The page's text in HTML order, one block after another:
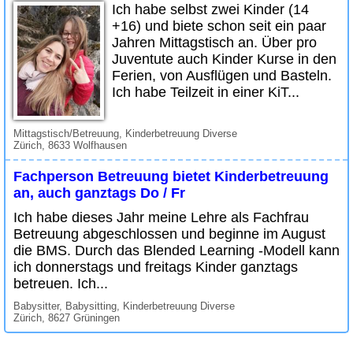
Ich habe selbst zwei Kinder (14
+16) und biete schon seit ein paar
Jahren Mittagstisch an. Über pro
Juventute auch Kinder Kurse in den
Ferien, von Ausflügen und Basteln.
Ich habe Teilzeit in einer KiT...
Mittagstisch/Betreuung, Kinderbetreuung Diverse
Zürich, 8633 Wolfhausen
Fachperson Betreuung bietet Kinderbetreuung
an, auch ganztags Do / Fr
Ich habe dieses Jahr meine Lehre als Fachfrau
Betreuung abgeschlossen und beginne im August
die BMS. Durch das Blended Learning -Modell kann
ich donnerstags und freitags Kinder ganztags
betreuen. Ich...
Babysitter, Babysitting, Kinderbetreuung Diverse
Zürich, 8627 Grüningen